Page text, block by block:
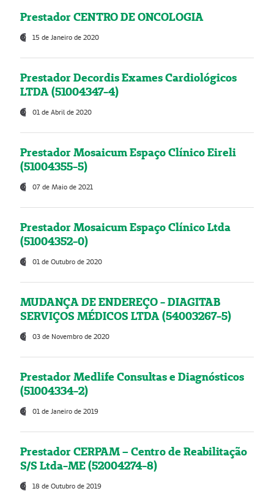
Prestador CENTRO DE ONCOLOGIA
15 de Janeiro de 2020
Prestador Decordis Exames Cardiológicos
LTDA (51004347-4)
01 de Abril de 2020
Prestador Mosaicum Espaço Clínico Eireli
(51004355-5)
07 de Maio de 2021
Prestador Mosaicum Espaço Clínico Ltda
(51004352-0)
01 de Outubro de 2020
MUDANÇA DE ENDEREÇO - DIAGITAB
SERVIÇOS MÉDICOS LTDA (54003267-5)
03 de Novembro de 2020
Prestador Medlife Consultas e Diagnósticos
(51004334-2)
01 de Janeiro de 2019
Prestador CERPAM – Centro de Reabilitação
S/S Ltda-ME (52004274-8)
18 de Outubro de 2019